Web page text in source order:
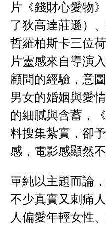
片《錢財心愛物
了狄高達莊遜）
哲羅柏斯卡三位
片靈感來自導演
顧問的經驗，意
男女的婚姻與愛
的細膩與含蓄，
料搜集紮實，卻
感，電影感顯然不
單純以主題而論
不少真實又刺痛
人偏愛年輕女性